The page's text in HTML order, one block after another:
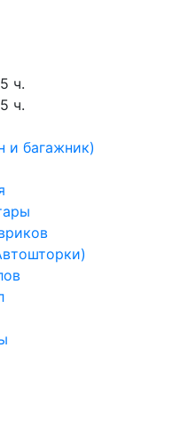
ч.
ч.
и багажник)